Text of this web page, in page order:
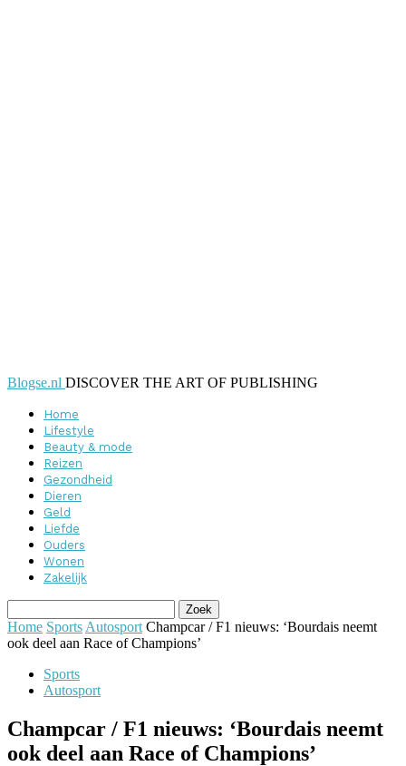
Blogse.nl DISCOVER THE ART OF PUBLISHING
Home
Lifestyle
Beauty & mode
Reizen
Gezondheid
Dieren
Geld
Liefde
Ouders
Wonen
Zakelijk
Home Sports Autosport Champcar / F1 nieuws: ‘Bourdais neemt
ook deel aan Race of Champions’
Sports
Autosport
Champcar / F1 nieuws: ‘Bourdais neemt
ook deel aan Race of Champions’